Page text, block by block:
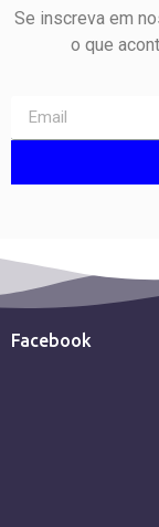
Se inscreva em
o que
Facebook